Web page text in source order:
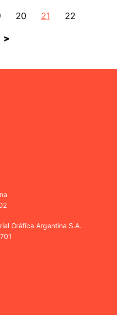
20 21 22
>
Gráfica Argentina S.A.